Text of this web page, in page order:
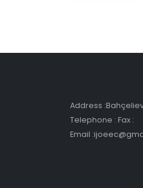
Address
Telephone : Fax :
Email